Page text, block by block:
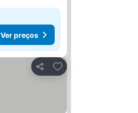
Ver preços
Partilhar
Adicionar aos favoritos